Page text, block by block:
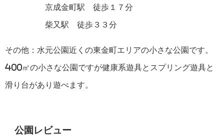
京成金町駅 徒歩１７分
柴又駅 徒歩３３分
その他：水元公園近くの東金町エリアの小さな公園です。
400㎡の小さな公園ですが健康系遊具とスプリング遊具と
滑り台があり遊べます。
公園レビュー